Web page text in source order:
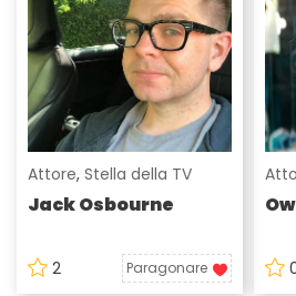
Attore, Stella della TV
Jack Osbourne
2 Paragonare